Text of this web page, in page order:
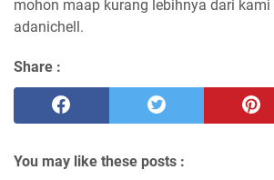
mohon maap kurang lebihnya dari
adanichell.
Share :
You may like these posts :